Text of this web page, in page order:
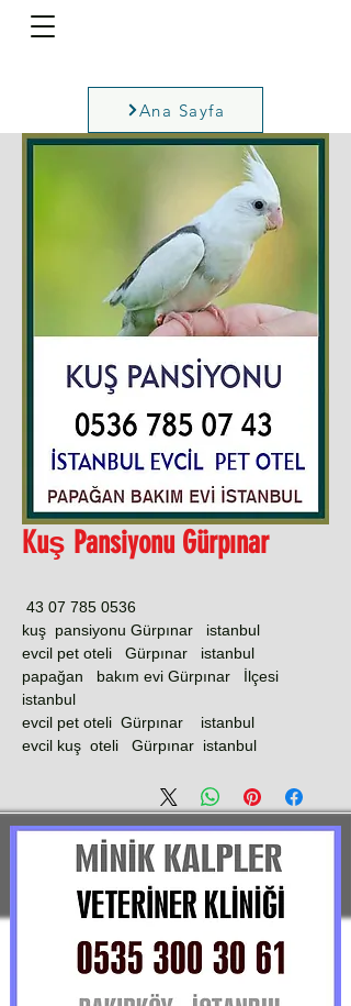
Ana Sayfa
Kuş Pansiyonu Gürpınar
0536 785 07 43
kuş pansiyonu Gürpınar istanbul
evcil pet oteli Gürpınar istanbul
papağan bakım evi Gürpınar İlçesi
istanbul
evcil pet oteli Gürpınar istanbul
evcil kuş oteli Gürpınar istanbul